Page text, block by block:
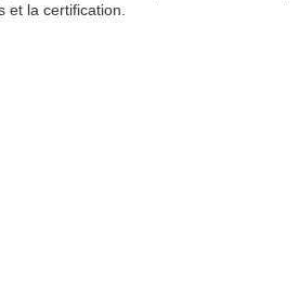
la certification.